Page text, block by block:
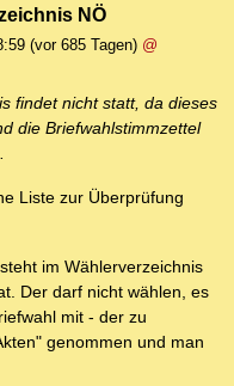
NÖ
(vor 685 Tagen) @
findet nicht statt, da dieses
die Briefwahlstimmzettel
Liste zur Überprüfung
im Wählerverzeichnis
Der darf nicht wählen, es
mit - der zu
genommen und man